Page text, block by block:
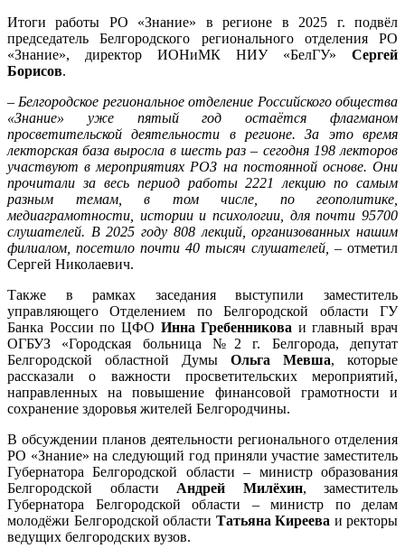
Итоги работы РО «Знание» в регионе в 2025 г. подвёл
председатель Белгородского регионального отделения РО
«Знание», директор ИОНиМК НИУ «БелГУ» Сергей
Борисов.
– Белгородское региональное отделение Российского общества
«Знание» уже пятый год остаётся флагманом
просветительской деятельности в регионе. За это время
лекторская база выросла в шесть раз – сегодня 198 лекторов
участвуют в мероприятиях РОЗ на постоянной основе. Они
прочитали за весь период работы 2221 лекцию по самым
разным темам, в том числе, по геополитике,
медиаграмотности, истории и психологии, для почти 95700
слушателей. В 2025 году 808 лекций, организованных нашим
филиалом, посетило почти 40 тысяч слушателей, – отметил
Сергей Николаевич.
Также в рамках заседания выступили заместитель
управляющего Отделением по Белгородской области ГУ
Банка России по ЦФО Инна Гребенникова и главный врач
ОГБУЗ «Городская больница №2 г. Белгорода, депутат
Белгородской областной Думы Ольга Мевша, которые
рассказали о важности просветительских мероприятий,
направленных на повышение финансовой грамотности и
сохранение здоровья жителей Белгородчины.
В обсуждении планов деятельности регионального отделения
РО «Знание» на следующий год приняли участие заместитель
Губернатора Белгородской области – министр образования
Белгородской области Андрей Милёхин, заместитель
Губернатора Белгородской области – министр по делам
молодёжи Белгородской области Татьяна Киреева и ректоры
ведущих белгородских вузов.